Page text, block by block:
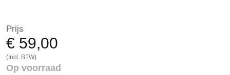
Prijs
€ 59,00
(Incl. BTW)
Op voorraad